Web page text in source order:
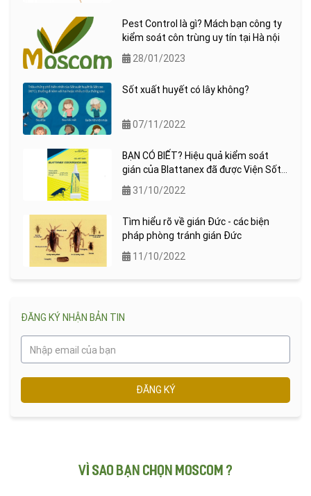
Pest Control là gì? Mách bạn công ty
kiểm soát côn trùng uy tín tại Hà nội
28/01/2023
Sốt xuất huyết có lây không?
07/11/2022
BẠN CÓ BIẾT? Hiệu quả kiểm soát
gián của Blattanex đã được Viện Sốt
rét ký sinh trùng quốc gia (NIMPE)
kiểm chứng !
31/10/2022
Tìm hiểu rõ về gián Đức - các biện
pháp phòng tránh gián Đức
11/10/2022
ĐĂNG KÝ NHẬN BẢN TIN
ĐĂNG KÝ
VÌ SAO BẠN CHỌN MOSCOM ?